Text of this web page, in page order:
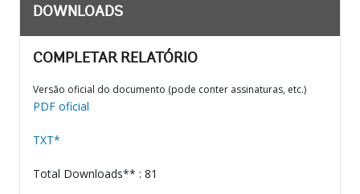
DOWNLOADS
COMPLETAR RELATÓRIO
Versão oficial do documento (pode conter assinaturas, etc.)
PDF oficial
TXT*
Total Downloads** : 81